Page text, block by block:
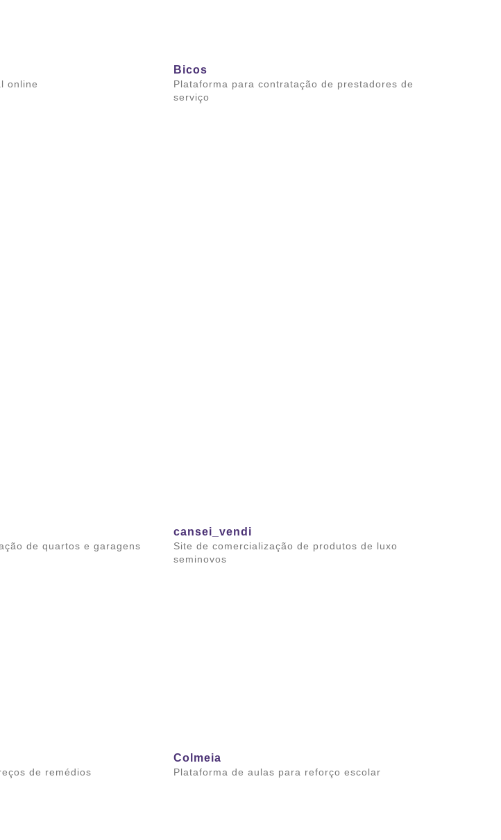
online
Bicos
Plataforma para contratação de prestadores de
serviço
de quartos e garagens
cansei_vendi
Site de comercialização de produtos de luxo
seminovos
de remédios
Colmeia
Plataforma de aulas para reforço escolar